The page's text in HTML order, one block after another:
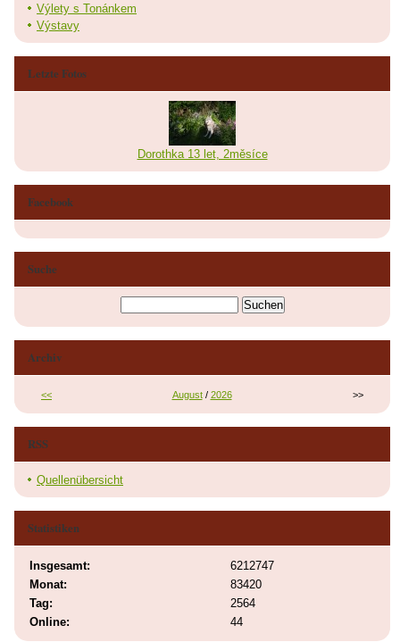
Výlety s Tonánkem
Výstavy
Letzte Fotos
Dorothka 13 let, 2měsíce
Facebook
Suche
Archiv
<< August/ 2026 >>
RSS
Quellenübersicht
Statistiken
Online: 44
Insgesamt:
6212747
Monat:
83420
Tag:
2564